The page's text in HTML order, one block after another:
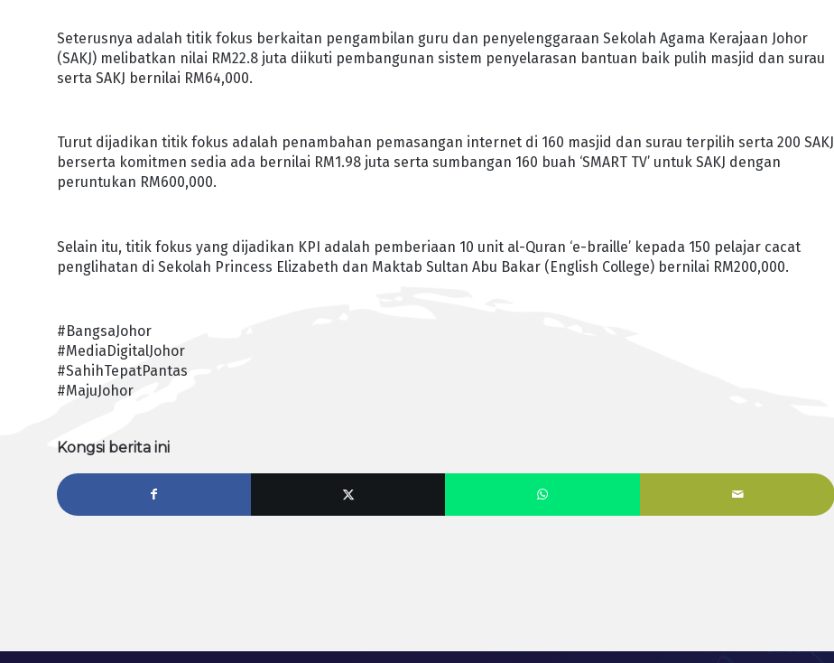
Seterusnya adalah titik fokus berkaitan pengambilan guru dan penyelenggaraan Sekolah Agama Kerajaan Johor
(SAKJ) melibatkan nilai RM22.8 juta diikuti pembangunan sistem penyelarasan bantuan baik pulih masjid dan surau
serta SAKJ bernilai RM64,000.
Turut dijadikan titik fokus adalah penambahan pemasangan internet di 160 masjid dan surau terpilih serta 200 SAKJ
berserta komitmen sedia ada bernilai RM1.98 juta serta sumbangan 160 buah ‘SMART TV’ untuk SAKJ dengan
peruntukan RM600,000.
Selain itu, titik fokus yang dijadikan KPI adalah pemberiaan 10 unit al-Quran ‘e-braille’ kepada 150 pelajar cacat
penglihatan di Sekolah Princess Elizabeth dan Maktab Sultan Abu Bakar (English College) bernilai RM200,000.
#BangsaJohor
#MediaDigitalJohor
#SahihTepatPantas
#MajuJohor
Kongsi berita ini